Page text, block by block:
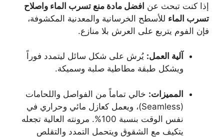
إذا كنت تبحث عن افضل مادة منع تسرب الماء واصلاح
تسرب الماء للأسطح الخرسانية والمعدنية المكشوفة،
فإن الفوم يتربع على العرش بلا منازع.
آلية العمل: يُرش على شكل سائل ليتمدد فوراً
ويشكل طبقة مطاطية صلبة وسميكة.
المميزات: خالي تماماً من الفواصل واللحامات
(Seamless)، ويعمل كعازل مائي وحراري في
نفس الوقت بنسبة 100%. مرونته العالية تجعله
يتكيف مع الشقوق ويتحمل التمدد والتقلص